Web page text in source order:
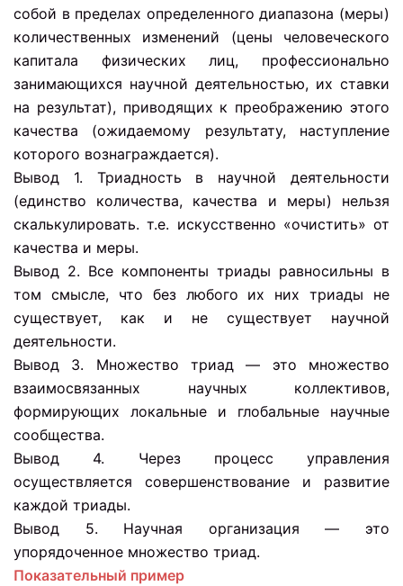
собой в пределах определенного диапазона (меры)
количественных изменений (цены человеческого
капитала физических лиц, профессионально
занимающихся научной деятельностью, их ставки
на результат), приводящих к преображению этого
качества (ожидаемому результату, наступление
которого вознаграждается).
Вывод 1. Триадность в научной деятельности
(единство количества, качества и меры) нельзя
скалькулировать. т.е. искусственно «очистить» от
качества и меры.
Вывод 2. Все компоненты триады равносильны в
том смысле, что без любого их них триады не
существует, как и не существует научной
деятельности.
Вывод 3. Множество триад — это множество
взаимосвязанных научных коллективов,
формирующих локальные и глобальные научные
сообщества.
Вывод 4. Через процесс управления
осуществляется совершенствование и развитие
каждой триады.
Вывод 5. Научная организация — это
упорядоченное множество триад.
Показательный пример